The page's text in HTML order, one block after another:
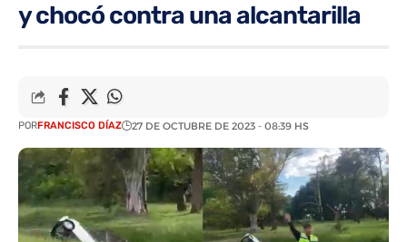
y chocó contra una alcantarilla
PORFRANCISCO DÍAZ 27 DE OCTUBRE DE 2023 - 08:39 HS